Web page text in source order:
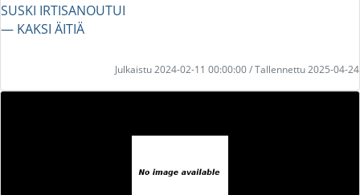
SUSKI IRTISANOUTUI
― KAKSI ÄITIÄ
Julkaistu 2024-02-11 00:00:00 / Tallennettu 2025-04-24